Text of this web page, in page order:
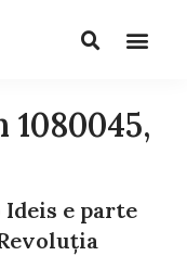
1080045,
Ideis e parte